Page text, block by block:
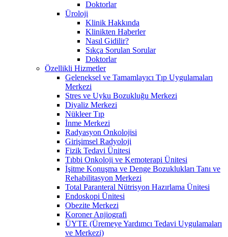
Doktorlar
Üroloji
Klinik Hakkında
Klinikten Haberler
Nasıl Gidilir?
Sıkça Sorulan Sorular
Doktorlar
Özellikli Hizmetler
Geleneksel ve Tamamlayıcı Tıp Uygulamaları
Merkezi
Stres ve Uyku Bozukluğu Merkezi
Diyaliz Merkezi
Nükleer Tıp
İnme Merkezi
Radyasyon Onkolojisi
Girişimsel Radyoloji
Fizik Tedavi Ünitesi
Tıbbi Onkoloji ve Kemoterapi Ünitesi
İşitme Konuşma ve Denge Bozuklukları Tanı ve
Rehabilitasyon Merkezi
Total Paranteral Nütrisyon Hazırlama Ünitesi
Endoskopi Ünitesi
Obezite Merkezi
Koroner Anjiografi
ÜYTE (Üremeye Yardımcı Tedavi Uygulamaları
ve Merkezi)